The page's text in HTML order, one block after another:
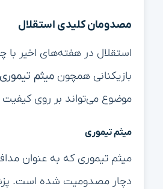
مصدومان کلیدی استقلال
استقلال در هفته‌های اخیر
بازیکنانی همچونمیثم تیموری
موضوع می‌تواند بر روی کیفیت
میثم تیموری
میثم تیموری که به عنوان
دچار مصدومیت شده است.